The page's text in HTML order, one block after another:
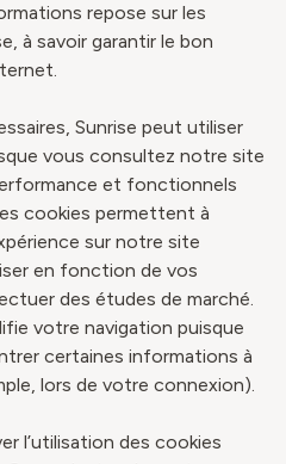
repose sur les
à savoir garantir le bon
Sunrise peut utiliser
vous consultez notre site
et fonctionnels
cookies permettent à
sur notre site
en fonction de vos
des études de marché.
votre navigation puisque
certaines informations à
lors de votre connexion).
l’utilisation des cookies